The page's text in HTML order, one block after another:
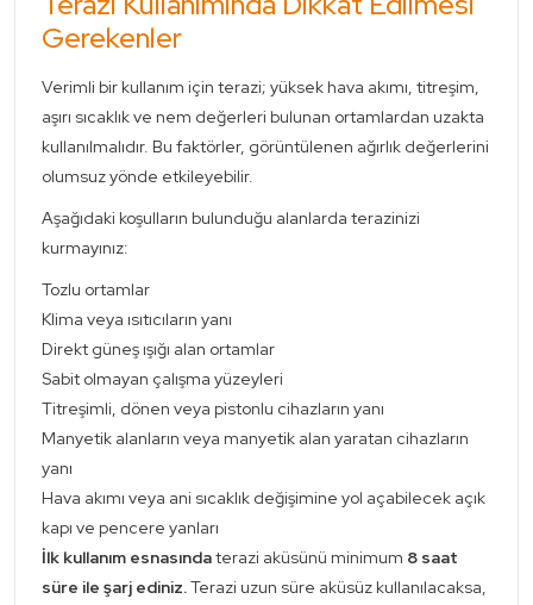
Gerekenler
Verimli bir kullanım için terazi; yüksek hava akımı, titreşim,
aşırı sıcaklık ve nem değerleri bulunan ortamlardan uzakta
kullanılmalıdır. Bu faktörler, görüntülenen ağırlık değerlerini
olumsuz yönde etkileyebilir.
Aşağıdaki koşulların bulunduğu alanlarda terazinizi
kurmayınız:
Tozlu ortamlar
Klima veya ısıtıcıların yanı
Direkt güneş ışığı alan ortamlar
Sabit olmayan çalışma yüzeyleri
Titreşimli, dönen veya pistonlu cihazların yanı
Manyetik alanların veya manyetik alan yaratan cihazların
yanı
Hava akımı veya ani sıcaklık değişimine yol açabilecek açık
kapı ve pencere yanları
İlk kullanım esnasındaterazi aküsünü minimum 8 saat
süre ile şarj ediniz.Terazi uzun süre aküsüz kullanılacaksa,